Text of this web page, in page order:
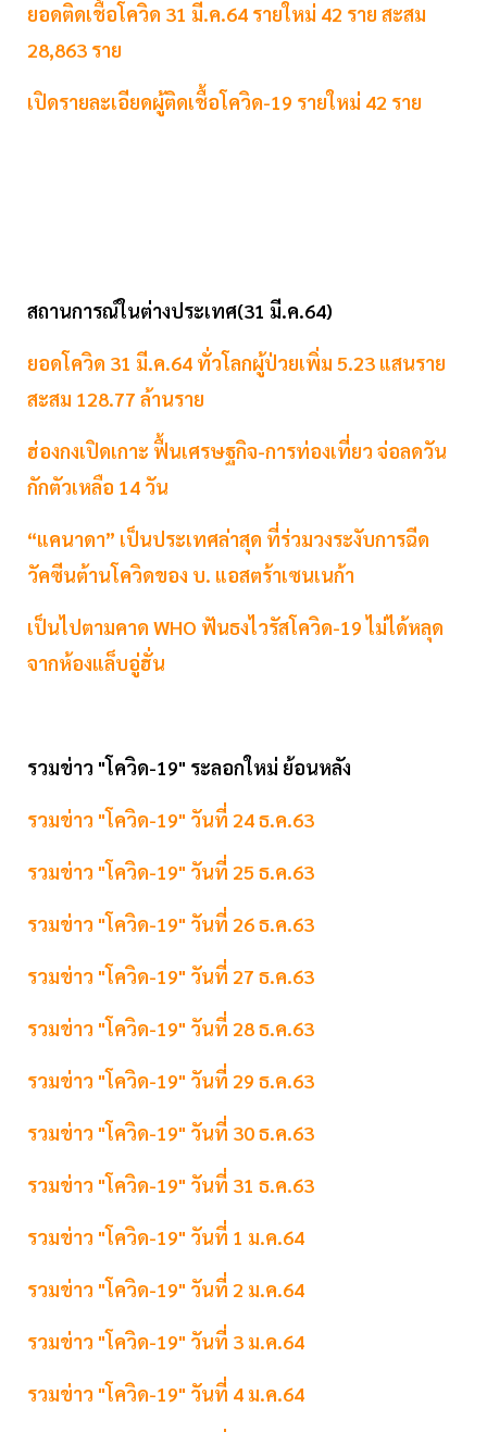
ยอดติดเชื้อโควิด 31 มี.ค.64 รายใหม่ 42 ราย สะสม
28,863 ราย
เปิดรายละเอียดผู้ติดเชื้อโควิด-19 รายใหม่ 42 ราย
สถานการณ์ในต่างประเทศ(31 มี.ค.64)
ยอดโควิด 31 มี.ค.64 ทั่วโลกผู้ป่วยเพิ่ม 5.23 แสนราย
สะสม 128.77 ล้านราย
ฮ่องกงเปิดเกาะ ฟื้นเศรษฐกิจ-การท่องเที่ยว จ่อลดวัน
กักตัวเหลือ 14 วัน
“แคนาดา” เป็นประเทศล่าสุด ที่ร่วมวงระงับการฉีด
วัคซีนต้านโควิดของ บ. แอสตร้าเซนเนก้า
เป็นไปตามคาด WHO ฟันธงไวรัสโควิด-19 ไม่ได้หลุด
จากห้องแล็บอู่ฮั่น
รวมข่าว "โควิด-19" ระลอกใหม่ ย้อนหลัง
รวมข่าว "โควิด-19" วันที่ 24 ธ.ค.63
รวมข่าว "โควิด-19" วันที่ 25 ธ.ค.63
รวมข่าว "โควิด-19" วันที่ 26 ธ.ค.63
รวมข่าว "โควิด-19" วันที่ 27 ธ.ค.63
รวมข่าว "โควิด-19" วันที่ 28 ธ.ค.63
รวมข่าว "โควิด-19" วันที่ 29 ธ.ค.63
รวมข่าว "โควิด-19" วันที่ 30 ธ.ค.63
รวมข่าว "โควิด-19" วันที่ 31 ธ.ค.63
รวมข่าว "โควิด-19" วันที่ 1 ม.ค.64
รวมข่าว "โควิด-19" วันที่ 2 ม.ค.64
รวมข่าว "โควิด-19" วันที่ 3 ม.ค.64
รวมข่าว "โควิด-19" วันที่ 4 ม.ค.64